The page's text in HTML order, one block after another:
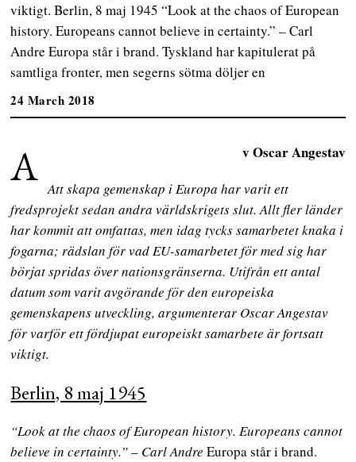
viktigt. Berlin, 8 maj 1945 “Look at the chaos of European
history. Europeans cannot believe in certainty.” – Carl
Andre Europa står i brand. Tyskland har kapitulerat på
samtliga fronter, men segerns sötma döljer en
24 March 2018
A v Oscar Angestav
Att skapa gemenskap i Europa har varit ett
fredsprojekt sedan andra världskrigets slut. Allt fler länder
har kommit att omfattas, men idag tycks samarbetet knaka i
fogarna; rädslan för vad EU-samarbetet för med sig har
börjat spridas över nationsgränserna. Utifrån ett antal
datum som varit avgörande för den europeiska
gemenskapens utveckling, argumenterar Oscar Angestav
för varför ett fördjupat europeiskt samarbete är fortsatt
viktigt.
Berlin, 8 maj 1945
“Look at the chaos of European history. Europeans cannot
believe in certainty.”– Carl AndreEuropa står i brand.